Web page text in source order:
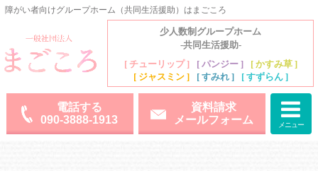
電話する
090-3888-1913
資料請求
メールフォーム
障がい者向けグループホーム（共同生活援助）はまごころ
少人数制グループホーム
-共同生活援助-
[ チューリップ ]
[ パンジー ]
[ かすみ草 ]
[ ジャスミン ]
[ すみれ ] [ すずらん ]
電話する
090-3888-1913
資料請求
メールフォーム
メニュー